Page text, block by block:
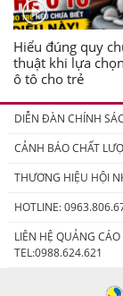
Hiểu đúng quy
thuật khi lựa
ô tô cho trẻ
DIỄN ĐÀN CHÍNH
CẢNH BÁO CHẤT
THƯƠNG HIỆU HỘI
HOTLINE:
LIÊN HỆ QUẢNG CÁO
TEL:0988.624.621